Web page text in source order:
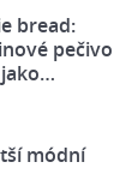
bread:
pečivo
módní